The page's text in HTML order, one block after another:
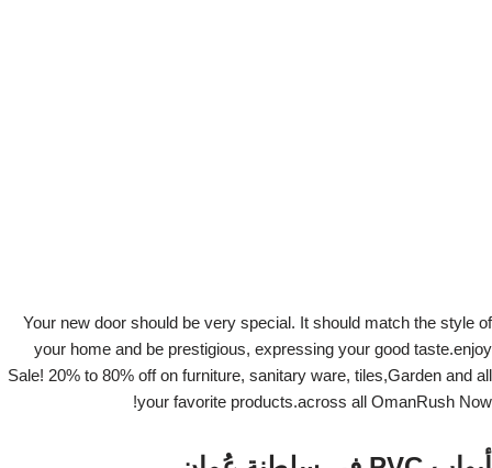
Your new door should be very special. It should match the style of
your home and be prestigious, expressing your good taste.enjoy
Sale! 20% to 80% off on furniture, sanitary ware, tiles,Garden and all
your favorite products.across all OmanRush Now!